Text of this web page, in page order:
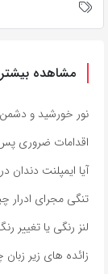
مشاهده بیشتر
نور خورشید و
اقدامات ضروری
آیا ایمپلنت دندان
تنگی مجرای ادرار
لنز رنگی یا
زائده های زیر